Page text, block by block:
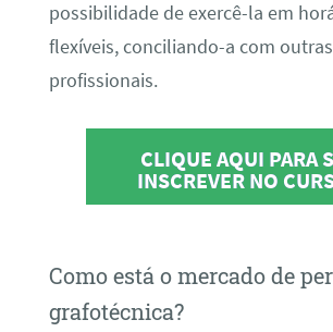
possibilidade de exercê-la em
flexíveis, conciliando-a com
profissionais.
CLIQUE AQUI PARA
INSCREVER NO
Como está o mercado de
grafotécnica?